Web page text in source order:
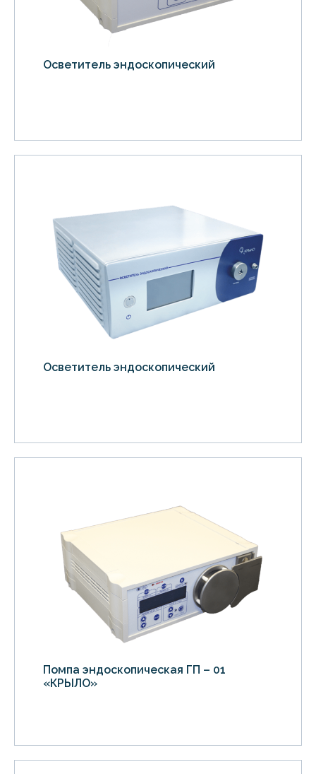
Осветитель эндоскопический
Осветитель эндоскопический
Помпа эндоскопическая ГП – 01
«КРЫЛО»